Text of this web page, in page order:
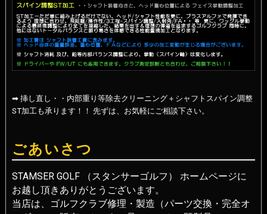
➡ 挿し直し・・内部重り等除去クリーニング＋シャフトスパイン調整
ST加工も承ります！！ 先ずは、お気軽にご相談下さい。
ごあいさつ
STAMSER GOLF （スタンサーゴルフ） ホームページに
お越し頂きありがとうございます。
当店は、ゴルフクラブ修理・製造（パーツ交換・完全オ